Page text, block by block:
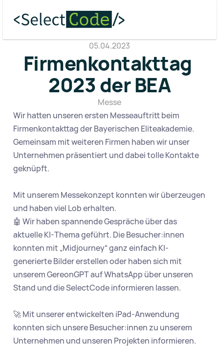
05.04.2023
Firmenkontakttag
2023 der BEA
Messe
Wir hatten unseren ersten Messeauftritt beim
Firmenkontakttag der Bayerischen Eliteakademie.
Gemeinsam mit weiteren Firmen haben wir unser
Unternehmen präsentiert und dabei tolle Kontakte
geknüpft.
Mit unserem Messekonzept konnten wir überzeugen
und haben viel Lob erhalten.
🤖 Wir haben spannende Gespräche über das
aktuelle KI-Thema geführt. Die Besucher:innen
konnten mit „Midjourney“ ganz einfach KI-
generierte Bilder erstellen oder haben sich mit
unserem GereonGPT auf WhatsApp über unseren
Stand und die SelectCode informieren lassen.
🚀 Mit unserer entwickelten iPad-Anwendung
konnten sich unsere Besucher:innen zu unserem
Unternehmen und unseren Projekten informieren.